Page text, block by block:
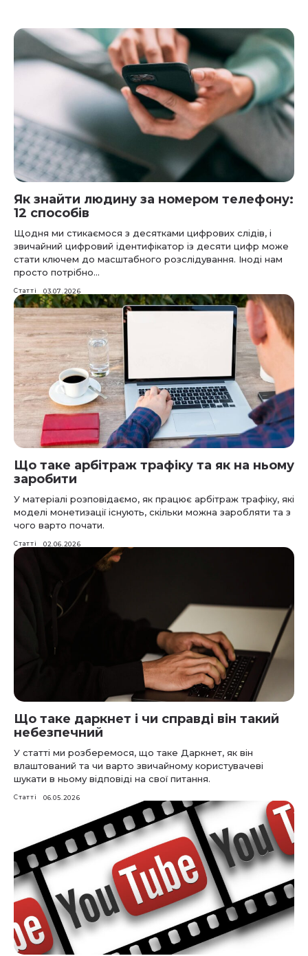
Як знайти людину за номером телефону:
12 способів
Щодня ми стикаємося з десятками цифрових слідів, і
звичайний цифровий ідентифікатор із десяти цифр може
стати ключем до масштабного розслідування. Іноді нам
просто потрібно...
Статті 03.07.2026
Що таке арбітраж трафіку та як на ньому
заробити
У матеріалі розповідаємо, як працює арбітраж трафіку, які
моделі монетизації існують, скільки можна заробляти та з
чого варто почати.
Статті 02.06.2026
Що таке даркнет і чи справді він такий
небезпечний
У статті ми розберемося, що таке Даркнет, як він
влаштований та чи варто звичайному користувачеві
шукати в ньому відповіді на свої питання.
Статті 06.05.2026